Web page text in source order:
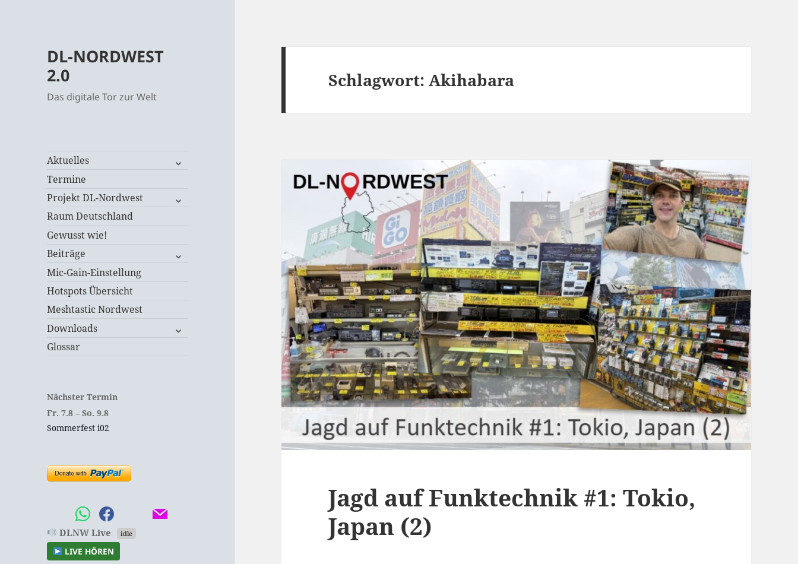
DL-NORDWEST
2.0
Das digitale Tor zur Welt
Aktuelles
untermenü
Termine
Projekt DL-Nordwest
untermenü
Raum Deutschland
Gewusst wie!
Beiträge
untermenü
Mic-Gain-Einstellung
Hotspots Übersicht
Meshtastic Nordwest
Downloads
untermenü
Glossar
Nächster Termin
Fr. 7.8 –So. 9.8
Sommerfest i02
DLNW Live idle
LIVE HÖREN
Schlagwort:Akihabara
Jagd auf Funktechnik #1: Tokio,
Japan (2)